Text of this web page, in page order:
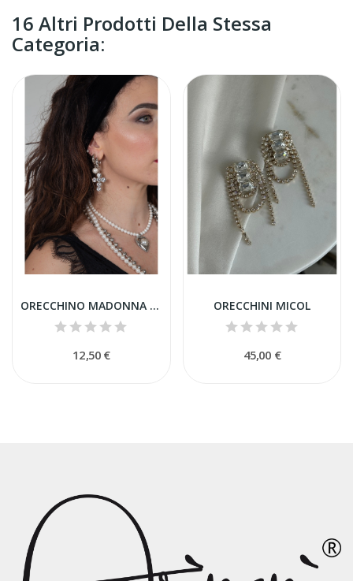
16 Altri Prodotti Della Stessa
Categoria:
ORECCHINO MADONNA CROCE STRASS
12,50 €
ORECCHINI MICOL
45,00 €